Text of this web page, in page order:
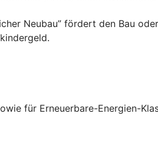
Neubau” fördert den Bau
für Erneuerbare-Energien-